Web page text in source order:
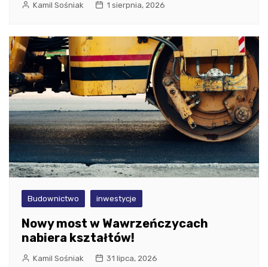
Kamil Sośniak 1 sierpnia, 2026
Budownictwo inwestycje
Nowy most w Wawrzeńczycach
nabiera kształtów!
Kamil Sośniak 31 lipca, 2026